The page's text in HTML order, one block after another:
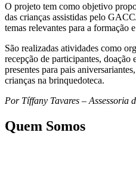
O projeto tem como objetivo
das crianças assistidas pelo
temas relevantes para a formação
São realizadas atividades como
recepção de participantes, doação
presentes para pais
crianças na brinquedoteca.
Por Tíffany Tavares – Assessoria
Quem Somos